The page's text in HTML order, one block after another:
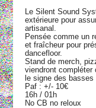
Le Silent Sound
extérieure pour
artisanal.
Pensée comme un
et fraîcheur pour
dancefloor.
Stand de merch,
viendront compléter
le signe des basses
Paf : +/- 10€
16h / 01h
No CB no reloux